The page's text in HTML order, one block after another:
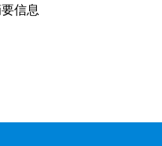
信息